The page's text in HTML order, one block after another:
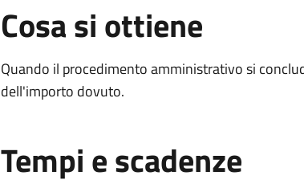
Cosa si ottiene
Quando il procedimento amministrativo si
dell'importo dovuto.
Tempi e scadenze